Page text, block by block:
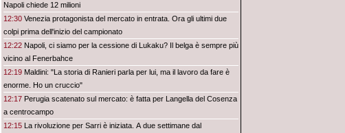
Napoli chiede 12 milioni
12:30 Venezia protagonista del mercato in entrata. Ora gli ultimi due
colpi prima dell'inizio del campionato
12:22 Napoli, ci siamo per la cessione di Lukaku? Il belga è sempre più
vicino al Fenerbahce
12:19 Maldini: "La storia di Ranieri parla per lui, ma il lavoro da fare è
enorme. Ho un cruccio"
12:17 Perugia scatenato sul mercato: è fatta per Langella del Cosenza
a centrocampo
12:15 La rivoluzione per Sarri è iniziata. A due settimane dal